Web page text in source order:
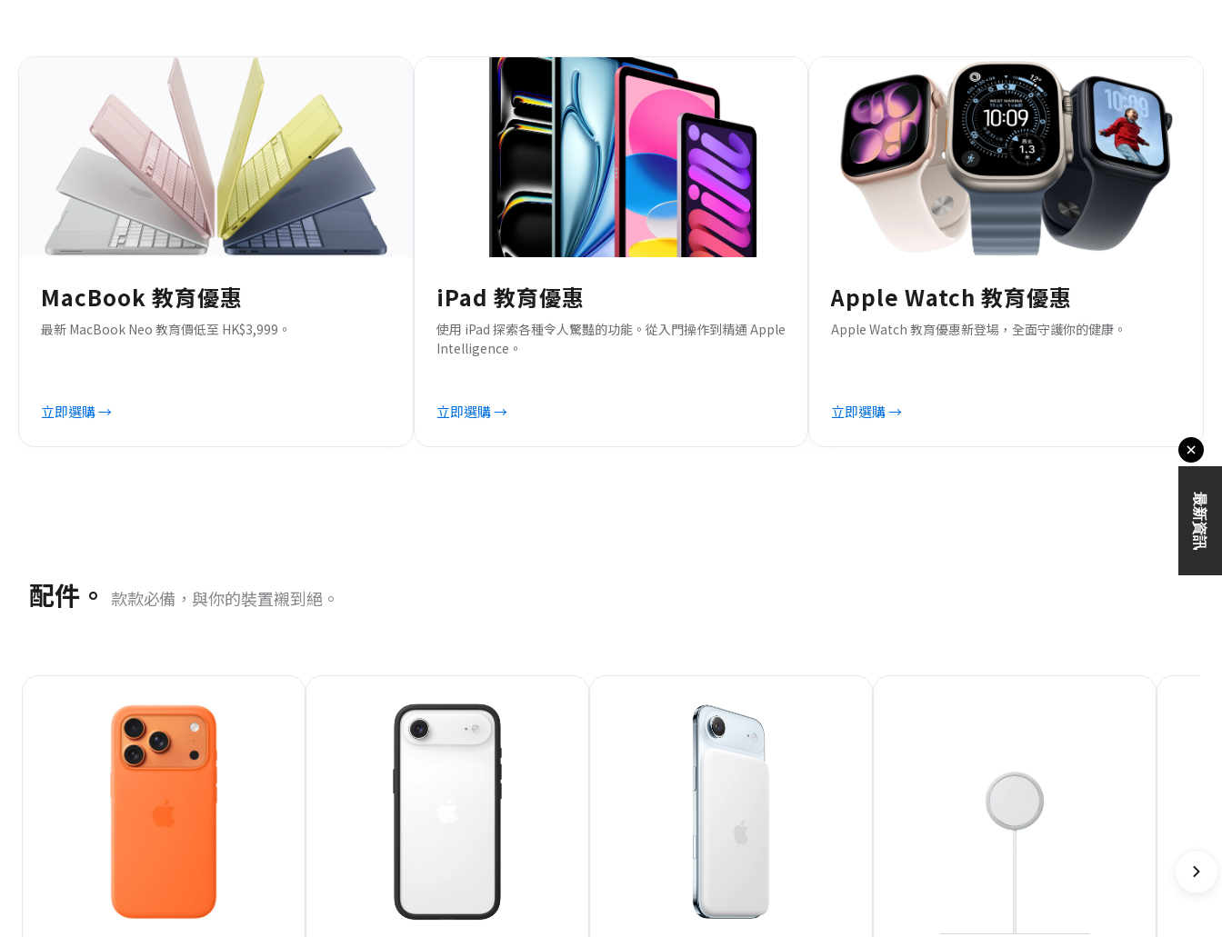
MacBook 教育優惠
最新 MacBook Neo 教育價低至 HK$3,999。
立即選購 →
iPad 教育優惠
使用 iPad 探索各種令人驚豔的功能。從入門操作到精通 Apple
Intelligence。
立即選購 →
Apple Watch 教育優惠
Apple Watch 教育優惠新登場，全面守護你的健康。
立即選購 →
配件。 款款必備，與你的裝置襯到絕。